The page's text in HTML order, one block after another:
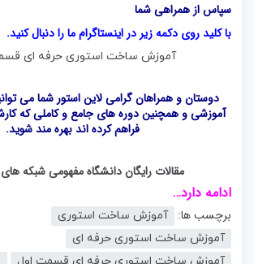
سپاس از همراهی شما
با کلید روی دکمه زیر در اینستاگرامما را دنبال کنید.
آموزش ساخت استوری حرفه ای
دوستان و همراهان گرامی لاین استور شما می
آموزشی و همچنین دوره های جامع و کاملی که
فراهم کرده اند بهره مند شوید.
مقالات رایگان دانشگاه مفهومی شبکه
ادامه دارد…
برچسب ها:
آموزش ساخت استوری
آموزش ساخت استوری حرفه ای